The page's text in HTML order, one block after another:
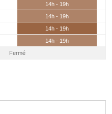
14h - 19h
14h - 19h
14h - 19h
14h - 19h
Fermé